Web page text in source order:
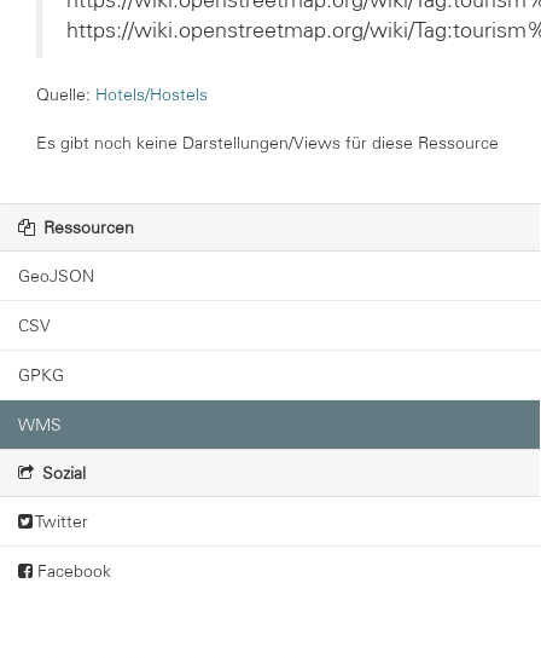
https://wiki.openstreetmap.org/wiki/
Quelle: Hotels/Hostels
Es gibt noch keine Darstellungen/Views für diese Ressource
Ressourcen
GeoJSON
CSV
GPKG
WMS
Sozial
Twitter
Facebook